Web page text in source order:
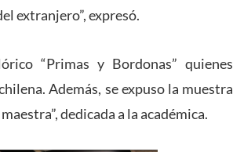
extranjero”, expresó.
“Primas y Bordonas” quienes
Además, se expuso la muestra
dedicada a la académica.